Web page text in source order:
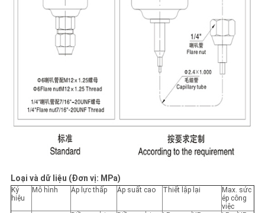
Loại và dữ liệu (Đơn vị: MPa)
Ký
hiệu
Mô hình Áp lực thấp Áp suất cao Thiết lập lại
Max. sức
ép công
việc